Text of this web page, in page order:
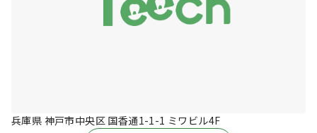
兵庫県 神戸市中央区 国香通1-1-1 ミワビル4F